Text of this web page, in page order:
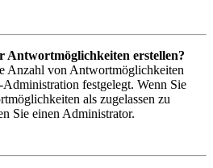
Antwortmöglichkeiten erstellen?
Anzahl von Antwortmöglichkeiten
festgelegt. Wenn Sie
als zugelassen zu
Sie einen Administrator.